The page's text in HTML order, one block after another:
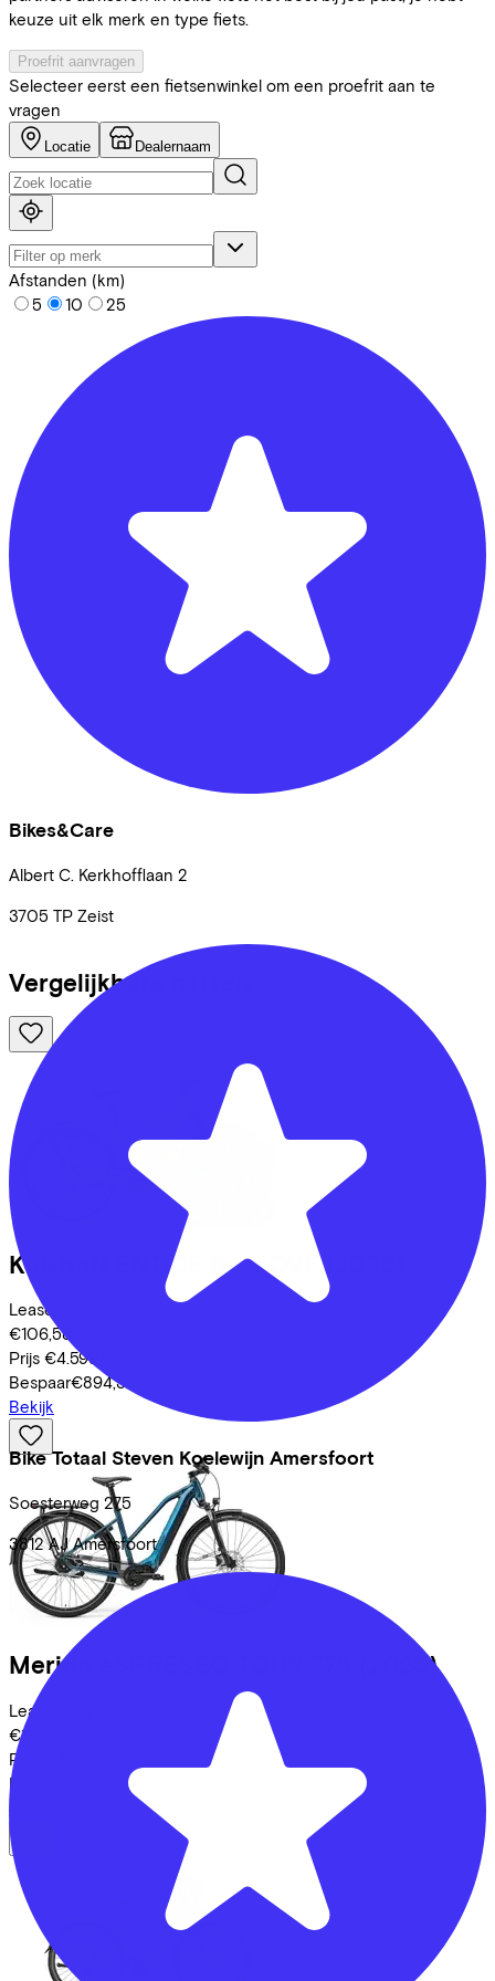
keuze uit elk merk en type fiets.
Proefrit aanvragen
Selecteer eerst een fietsenwinkel om een proefrit aan te
vragen
Locatie Dealernaam
Afstanden (km)
5
10 25
Bikes&Care
Albert C. Kerkhofflaan 2
3705 TP Zeist
Bike Totaal Steven Koelewijn Amersfoort
Soesterweg 275
3812 AJ Amersfoort
Vergelijkbare fietsen
Kalkhoff ENTICE 5+ MOVE
Leaseprijs p/m vanaf
€106,58
Prijs €4.599,00
Bespaar€894,39
Bekijk
Merida (2025)
Leaseprijs p/m vanaf
€106,58
Prijs
Bespaar
€894,39
Bekijk